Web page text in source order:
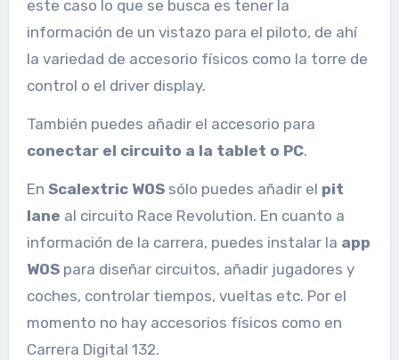
este caso lo que se busca es tener la
información de un vistazo para el piloto, de ahí
la variedad de accesorio físicos como la torre de
control o el driver display.
También puedes añadir el accesorio para
conectar el circuito a la tablet o PC.
En Scalextric WOSsólo puedes añadir el pit
lane al circuito Race Revolution. En cuanto a
información de la carrera, puedes instalar la app
WOSpara diseñar circuitos, añadir jugadores y
coches, controlar tiempos, vueltas etc. Por el
momento no hay accesorios físicos como en
Carrera Digital 132.